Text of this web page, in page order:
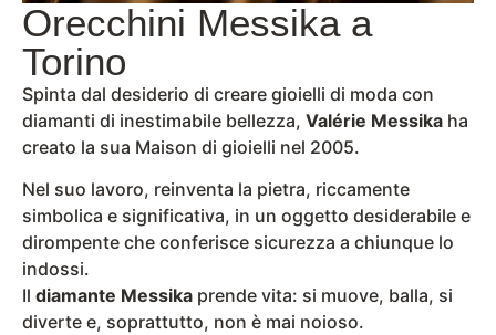
Orecchini Messika a
Torino
Spinta dal desiderio di creare gioielli di moda con
diamanti di inestimabile bellezza, Valérie Messika ha
creato la sua Maison di gioielli nel 2005.
Nel suo lavoro, reinventa la pietra, riccamente
simbolica e significativa, in un oggetto desiderabile e
dirompente che conferisce sicurezza a chiunque lo
indossi.
Il diamante Messika prende vita: si muove, balla, si
diverte e, soprattutto, non è mai noioso.